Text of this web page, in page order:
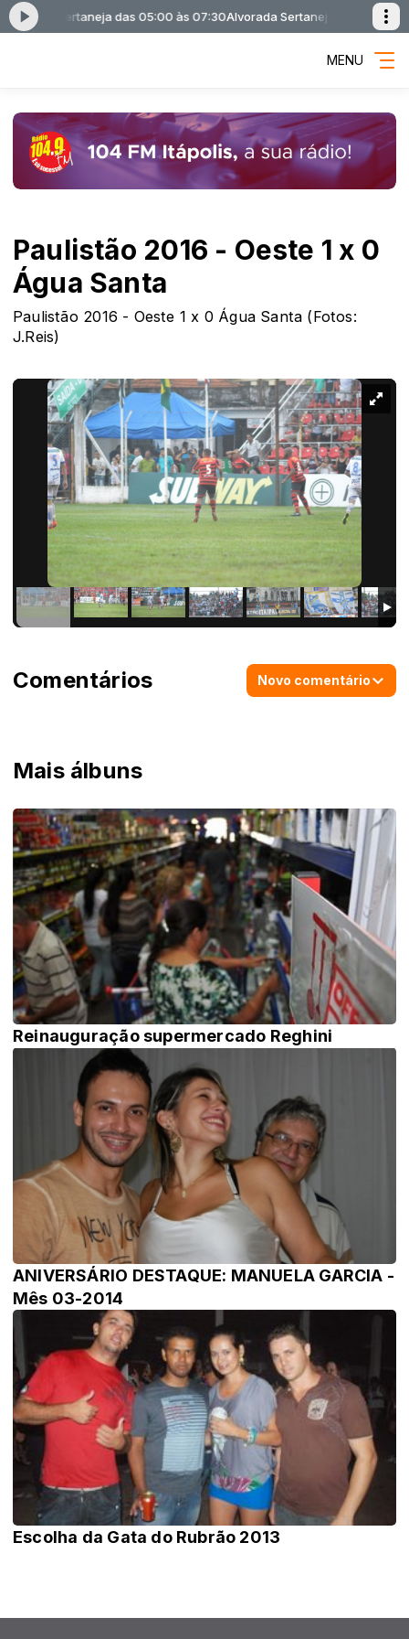
Sertaneja das 05:00 às 07:30Alvorada Sertaneja com Alvorada
MENU
Paulistão 2016 - Oeste 1 x 0
Água Santa
Paulistão 2016 - Oeste 1 x 0 Água Santa (Fotos:
J.Reis)
Mais álbuns
Reinauguração supermercado Reghini
ANIVERSÁRIO DESTAQUE: MANUELA GARCIA -
Mês 03-2014
Escolha da Gata do Rubrão 2013
Comentários Novo comentário